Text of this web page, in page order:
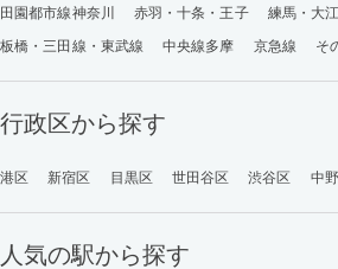
田園都市線神奈川
赤羽・十条・王子
練馬・大
板橋・三田線・東武線
中央線多摩 京急線 そ
行政区から探す
港区 新宿区 目黒区 世田谷区 渋谷区 中
人気の駅から探す